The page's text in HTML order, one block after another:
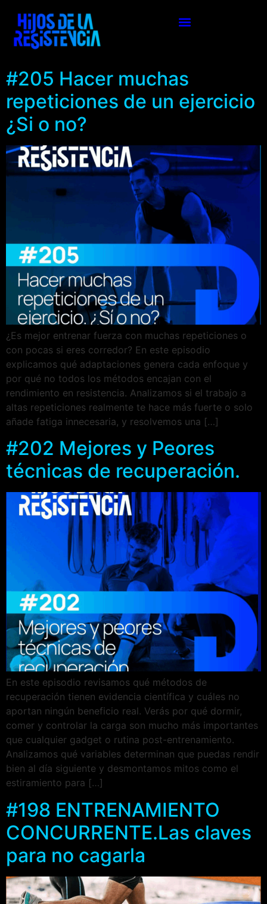
#205 Hacer muchas
repeticiones de un ejercicio
¿Si o no?
¿Es mejor entrenar fuerza con muchas repeticiones o
con pocas si eres corredor? En este episodio
explicamos qué adaptaciones genera cada enfoque y
por qué no todos los métodos encajan con el
rendimiento en resistencia. Analizamos si el trabajo a
altas repeticiones realmente te hace más fuerte o solo
añade fatiga innecesaria, y resolvemos una […]
#202 Mejores y Peores
técnicas de recuperación.
En este episodio revisamos qué métodos de
recuperación tienen evidencia científica y cuáles no
aportan ningún beneficio real. Verás por qué dormir,
comer y controlar la carga son mucho más importantes
que cualquier gadget o rutina post-entrenamiento.
Analizamos qué variables determinan que puedas rendir
bien al día siguiente y desmontamos mitos como el
estiramiento para […]
#198 ENTRENAMIENTO
CONCURRENTE.Las claves
para no cagarla